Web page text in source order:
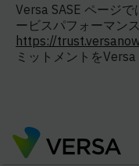
Versa SASE ページ
ービスパフォーマン
https://
ミットメントをVersa